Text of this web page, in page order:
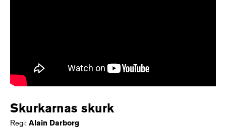
Skurkarnas skurk
Regi: Alain Darborg